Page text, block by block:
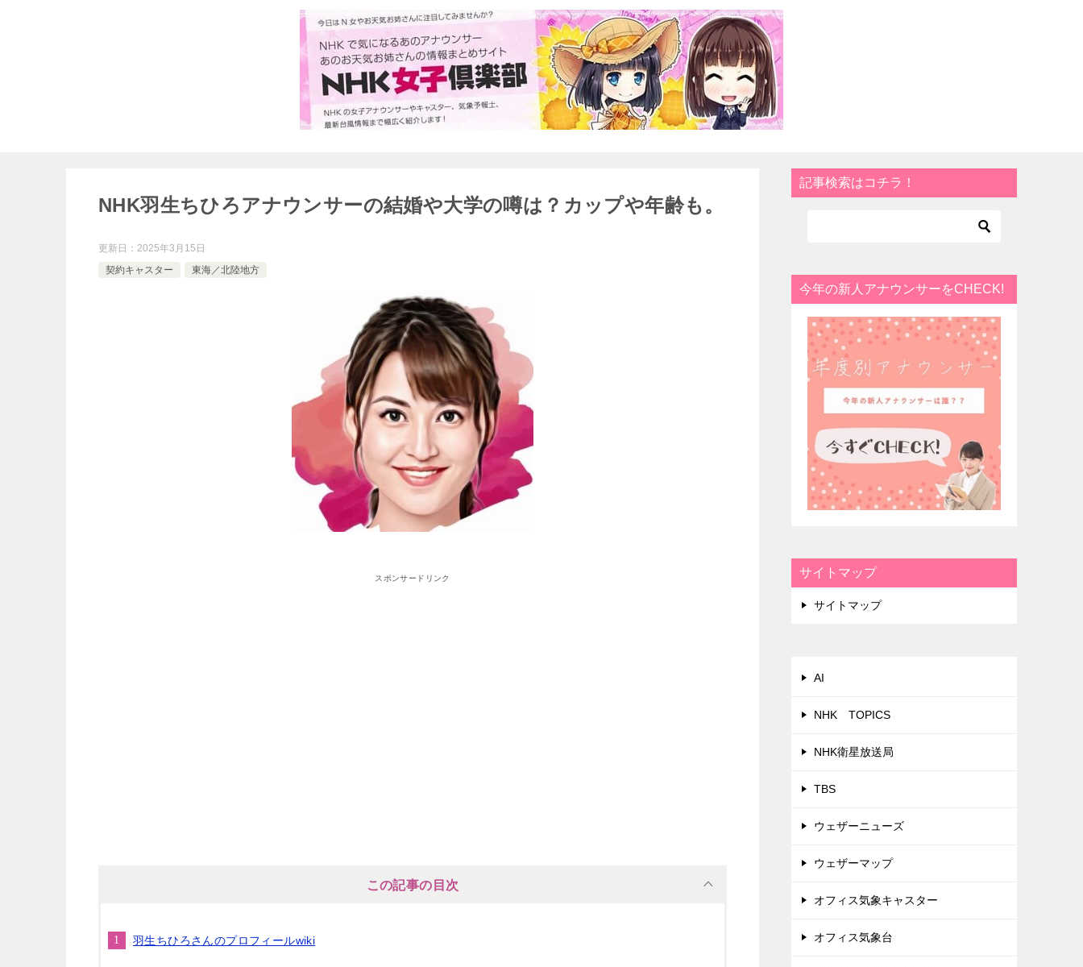
NHK羽生ちひろアナウンサーの結婚や大学の噂は？カップや年齢も。
更新日： 2025年3月15日
契約キャスター
東海／北陸地方
スポンサードリンク
この記事の目次
羽生ちひろさんのプロフィールwiki
記事検索はコチラ！
今年の新人アナウンサーをCHECK!
サイトマップ
サイトマップ
AI
NHK TOPICS
NHK衛星放送局
TBS
ウェザーニューズ
ウェザーマップ
オフィス気象キャスター
オフィス気象台